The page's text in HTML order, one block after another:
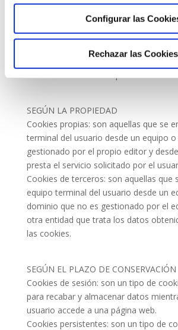
Configurar las
Rechazar las Cookies
de las visitas procedentes de otras
que el sitio web establece un contrato
(empresas de afiliación).
Cookies de seguridad: almacenan
para evitar que los datos guardados en
SEGÚN LA PROPIEDAD
Cookies propias: son aquellas que se
terminal del usuario desde un equipo
gestionado por el propio editor y
presta el servicio solicitado por el
Cookies de terceros: son aquellas que
equipo terminal del usuario desde un
dominio que no es gestionado por el
otra entidad que trata los datos
las cookies.
SEGÚN EL PLAZO DE CONSERVACIÓN
Cookies de sesión: son un tipo de
para recabar y almacenar datos
usuario accede a una página web.
Cookies persistentes: son un tipo de